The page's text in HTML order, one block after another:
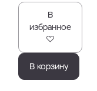
В
избранное
В корзину